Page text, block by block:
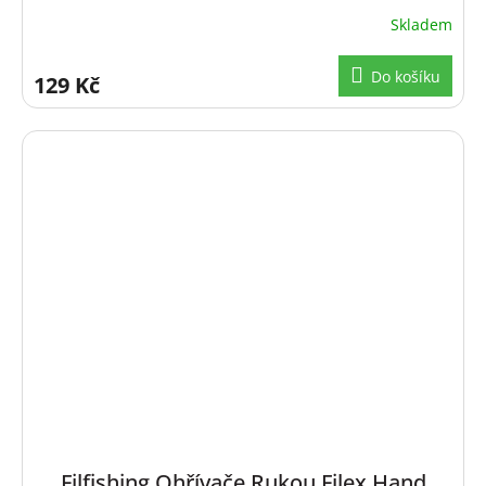
Skladem
129 Kč Do košíku